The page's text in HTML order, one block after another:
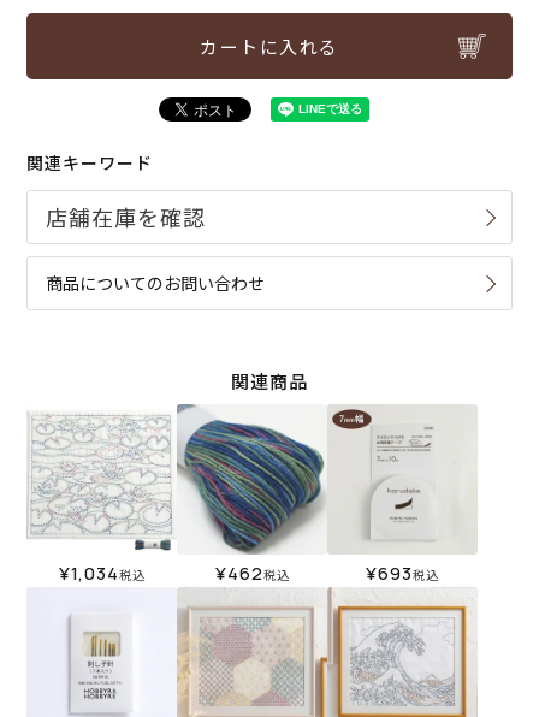
カートに入れる
関連キーワード
商品についてのお問い合わせ
関連商品
¥1,034税込 ¥462税込 ¥693税込